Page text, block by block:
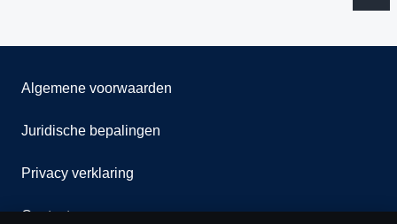
Algemene voorwaarden
Juridische bepalingen
Privacy verklaring
Contact